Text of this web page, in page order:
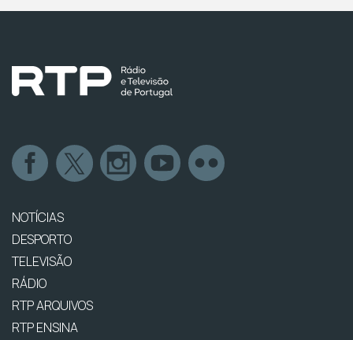
NOTÍCIAS
DESPORTO
TELEVISÃO
RÁDIO
RTP ARQUIVOS
RTP ENSINA